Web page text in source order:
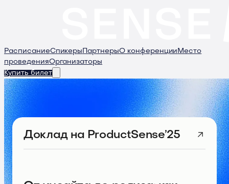
РасписаниеСпикеры ПартнерыО конференции Место
проведенияОрганизаторы
Купить билет
Доклад на ProductSense’25